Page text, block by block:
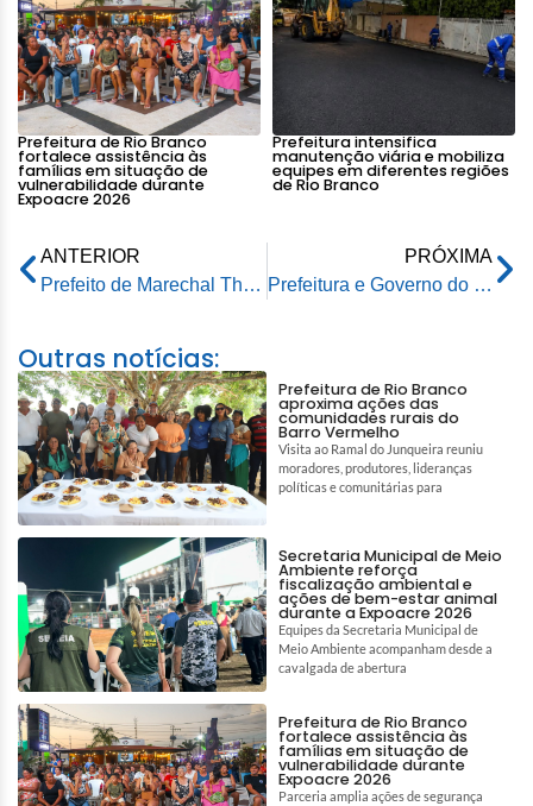
Prefeitura de Rio Branco
fortalece assistência às
famílias em situação de
vulnerabilidade durante
Expoacre 2026
Prefeitura intensifica
manutenção viária e mobiliza
equipes em diferentes regiões
de Rio Branco
ANTERIOR
Prefeito de Marechal Thaumaturgo visita prefeito da capital e busca experiência de modelo de gestão: “trabalho excelente”
PRÓXIMA
Prefeitura e Governo do Estado lançam oficialmente o Carnaval de Rio Branco 2025
Outras notícias:
Prefeitura de Rio Branco
aproxima ações das
comunidades rurais do
Barro Vermelho
Visita ao Ramal do Junqueira reuniu
moradores, produtores, lideranças
políticas e comunitárias para
Secretaria Municipal de Meio
Ambiente reforça
fiscalização ambiental e
ações de bem-estar animal
durante a Expoacre 2026
Equipes da Secretaria Municipal de
Meio Ambiente acompanham desde a
cavalgada de abertura
Prefeitura de Rio Branco
fortalece assistência às
famílias em situação de
vulnerabilidade durante
Expoacre 2026
Parceria amplia ações de segurança